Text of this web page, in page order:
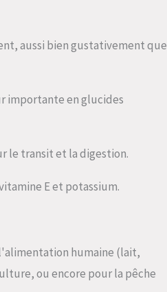
aussi bien gustativement que
importante en glucides
le transit et la digestion.
E et potassium.
humaine (lait,
ou encore pour la pêche